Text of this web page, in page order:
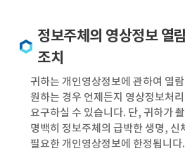
정보주체의 영상정보 열
조치
귀하는 개인영상정보에 관하여 열
원하는 경우 언제든지 영상정보처
요구하실 수 있습니다. 단, 귀하가
명백히 정보주체의 급박한 생명, 신
필요한 개인영상정보에 한정됩니다.